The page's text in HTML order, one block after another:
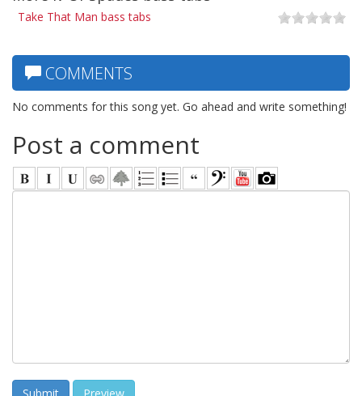
Take That Man bass tabs
COMMENTS
No comments for this song yet. Go ahead and write something!
Post a comment